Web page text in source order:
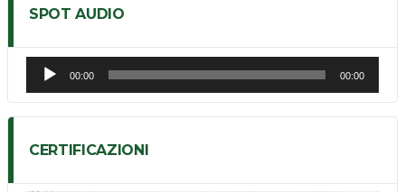
SPOT AUDIO
Audio
Player
00:00 00:00
CERTIFICAZIONI